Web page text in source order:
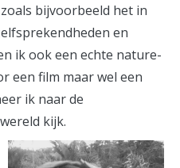
bijvoorbeeld het in
en
ik ook een echte nature-
een film maar wel een
ik naar de
kijk.